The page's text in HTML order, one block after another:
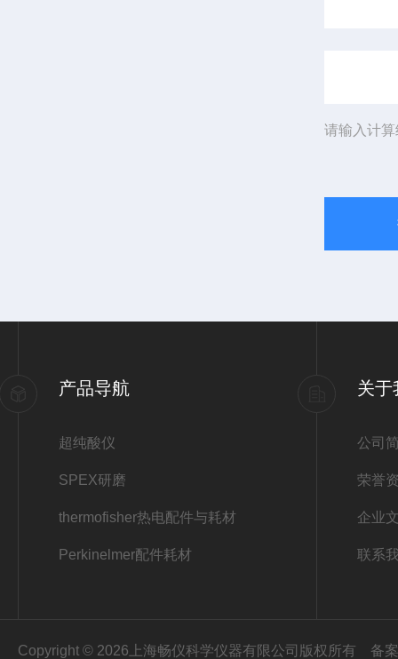
请输入计
产品导航
超纯酸仪
SPEX研磨
thermofisher热电配件与耗材
Perkinelmer配件耗材
关于
公司
荣誉
企业
联系
Copyright © 2026上海畅仪科学仪器有限公司版权所有 备